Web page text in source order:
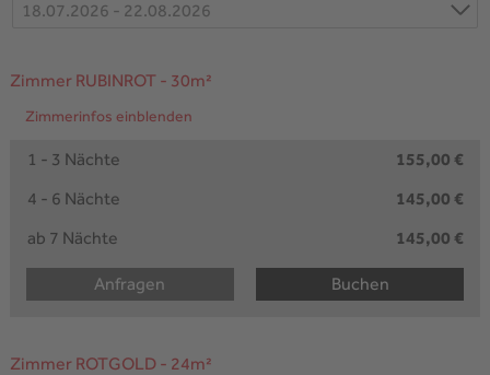
18.07.2026 - 22.08.2026
Zimmer RUBINROT - 30m²
Zimmerinfos einblenden
1 - 3 Nächte
4 - 6 Nächte
ab 7 Nächte
155,00 €
145,00 €
145,00 €
Buchen
Anfragen
Zimmer ROTGOLD- 24m²